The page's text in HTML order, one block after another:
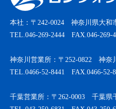
本社：〒242-0024 神奈川県大和
TEL.046-269-2444 FAX.046-269-
神奈川営業所：〒252-0822 神奈
TEL.0466-52-8441 FAX.0466-52-
千葉営業所：〒262-0003 千葉県